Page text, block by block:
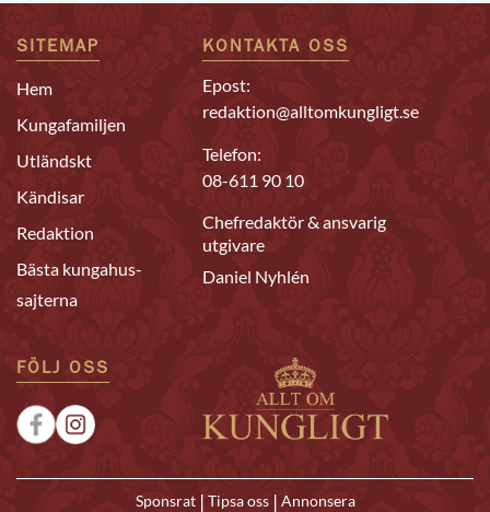
SITEMAP
Hem
Kungafamiljen
Utländskt
Kändisar
Redaktion
Bästa kungahus-
sajterna
KONTAKTA OSS
Epost:
redaktion@alltomkungligt.se
Telefon:
08-611 90 10
Chefredaktör & ansvarig
utgivare
Daniel Nyhlén
FÖLJ OSS
Sponsrat | Tipsa oss | Annonsera